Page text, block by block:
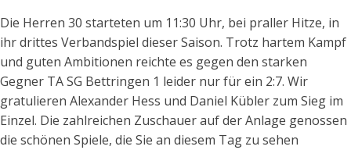
Die Herren 30 starteten um 11:30 Uhr, bei praller Hitze, in
ihr drittes Verbandspiel dieser Saison. Trotz hartem Kampf
und guten Ambitionen reichte es gegen den starken
Gegner TA SG Bettringen 1 leider nur für ein 2:7. Wir
gratulieren Alexander Hess und Daniel Kübler zum Sieg im
Einzel. Die zahlreichen Zuschauer auf der Anlage genossen
die schönen Spiele, die Sie an diesem Tag zu sehen